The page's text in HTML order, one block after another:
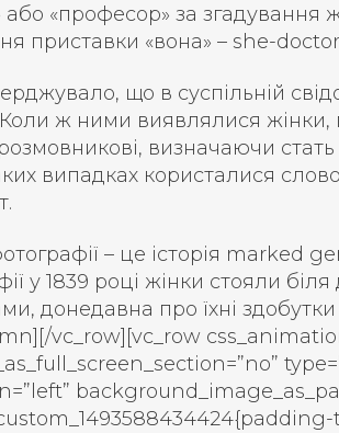
або «професор» за згадування
приставки «вона» – she-
що в суспільній
Коли ж ними виявлялися жінки,
визначаючи
випадках користалися
– це історія marked
у 1839 році жінки стояли
донедавна про їхні
vc_row][vc_row